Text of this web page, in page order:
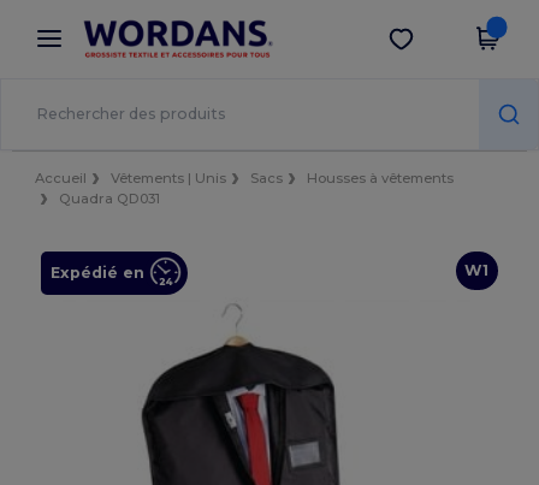
× Appli Wordans
Meilleurs prix sur l’app !
Obtenir l'appli
Accueil Vêtements | Unis Sacs
Housses à vêtements
Quadra QD031
W1
Expédié en